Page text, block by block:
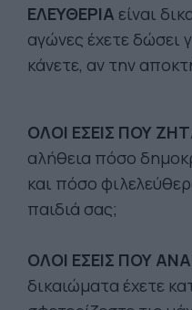
ΕΛΕΥΘΕΡΙΑ είναι
αγώνες έχετε δώσει
κάνετε, αν την
ΟΛΟΙ ΕΣΕΙΣ ΠΟΥ
αλήθεια πόσο
και πόσο
παιδιά σας;
ΟΛΟΙ ΕΣΕΙΣ ΠΟΥ
δικαιώματα έχετε